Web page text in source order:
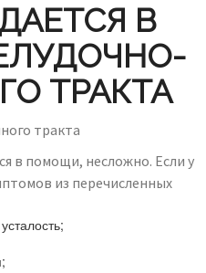
В
ТРАКТА
в помощи, несложно. Если у
из перечисленных